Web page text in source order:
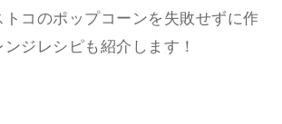
トコのポップコーンを失敗せずに作
ジレシピも紹介します！